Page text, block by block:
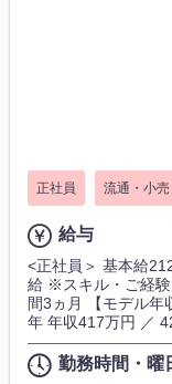
正社員 流通・小売
給与
<正社員＞ 基本給
給 ※スキル・ご経
間3ヵ月 【モデル年
年 年収417万円 ／
勤務時間・曜